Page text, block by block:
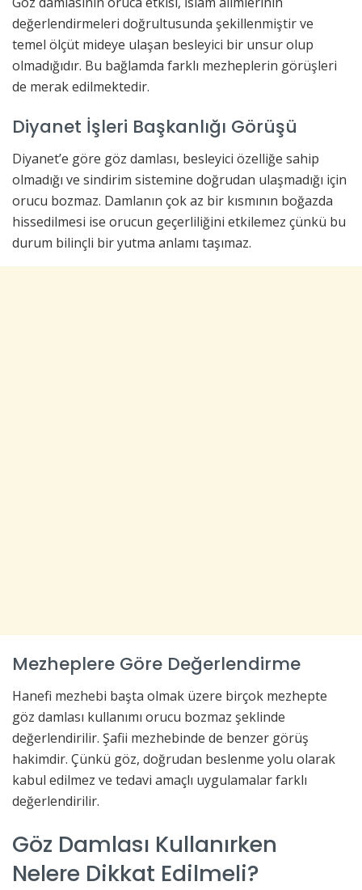
değerlendirmeleri doğrultusunda şekillenmiştir ve
temel ölçüt mideye ulaşan besleyici bir unsur olup
olmadığıdır. Bu bağlamda farklı mezheplerin görüşleri
de merak edilmektedir.
Diyanet İşleri Başkanlığı Görüşü
Diyanet’e göre göz damlası, besleyici özelliğe sahip
olmadığı ve sindirim sistemine doğrudan ulaşmadığı için
orucu bozmaz. Damlanın çok az bir kısmının boğazda
hissedilmesi ise orucun geçerliliğini etkilemez çünkü bu
durum bilinçli bir yutma anlamı taşımaz.
Mezheplere Göre Değerlendirme
Hanefi mezhebi başta olmak üzere birçok mezhepte
göz damlası kullanımı orucu bozmaz şeklinde
değerlendirilir. Şafii mezhebinde de benzer görüş
hakimdir. Çünkü göz, doğrudan beslenme yolu olarak
kabul edilmez ve tedavi amaçlı uygulamalar farklı
değerlendirilir.
Göz Damlası Kullanırken
Nelere Dikkat Edilmeli?